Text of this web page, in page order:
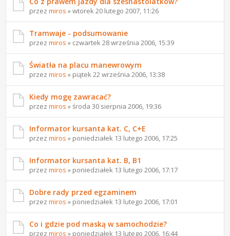
przezmiros » wtorek 20 lutego 2007, 11:26
Tramwaje - podsumowanie
przezmiros » czwartek 28 września 2006, 15:39
Światła na placu manewrowym
przezmiros » piątek 22 września 2006, 13:38
Kiedy mogę zawracać?
przezmiros » środa 30 sierpnia 2006, 19:36
Informator kursanta kat. C, C+E
przezmiros » poniedziałek 13 lutego 2006, 17:25
Informator kursanta kat. B, B1
przezmiros » poniedziałek 13 lutego 2006, 17:17
Dobre rady przed egzaminem
przezmiros » poniedziałek 13 lutego 2006, 17:01
Co i gdzie pod maską w samochodzie?
przezmiros » poniedziałek 13 lutego 2006, 16:44